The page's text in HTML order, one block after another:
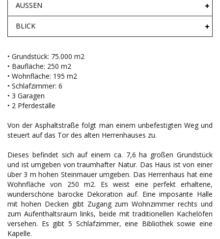
AUSSEN
BLICK
• Grundstück: 75.000 m2
• Baufläche: 250 m2
• Wohnfläche: 195 m2
• Schlafzimmer: 6
• 3 Garagen
• 2 Pferdeställe
Von der Asphaltstraße folgt man einem unbefestigten Weg und
steuert auf das Tor des alten Herrenhauses zu.
Dieses befindet sich auf einem ca. 7,6 ha großen Grundstück
und ist umgeben von traumhafter Natur. Das Haus ist von einer
über 3 m hohen Steinmauer umgeben. Das Herrenhaus hat eine
Wohnfläche von 250 m2. Es weist eine perfekt erhaltene,
wunderschöne barocke Dekoration auf. Eine imposante Halle
mit hohen Decken gibt Zugang zum Wohnzimmer rechts und
zum Aufenthaltsraum links, beide mit traditionellen Kachelöfen
versehen. Es gibt 5 Schlafzimmer, eine Bibliothek sowie eine
Kapelle.